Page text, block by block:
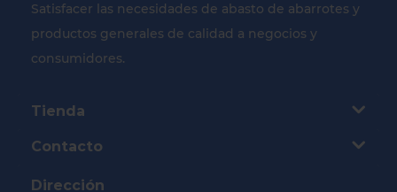
Satisfacer las necesidades de abasto de abarrotes y
productos generales de calidad a negocios y
consumidores.
Tienda
Contacto
Dirección